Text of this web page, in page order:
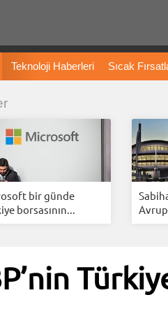
Teknoloji Haberleri Sıcak
Fiyatları Vizyondaki Filmler
İnstagram İnstagram
bir günde
borsasının...